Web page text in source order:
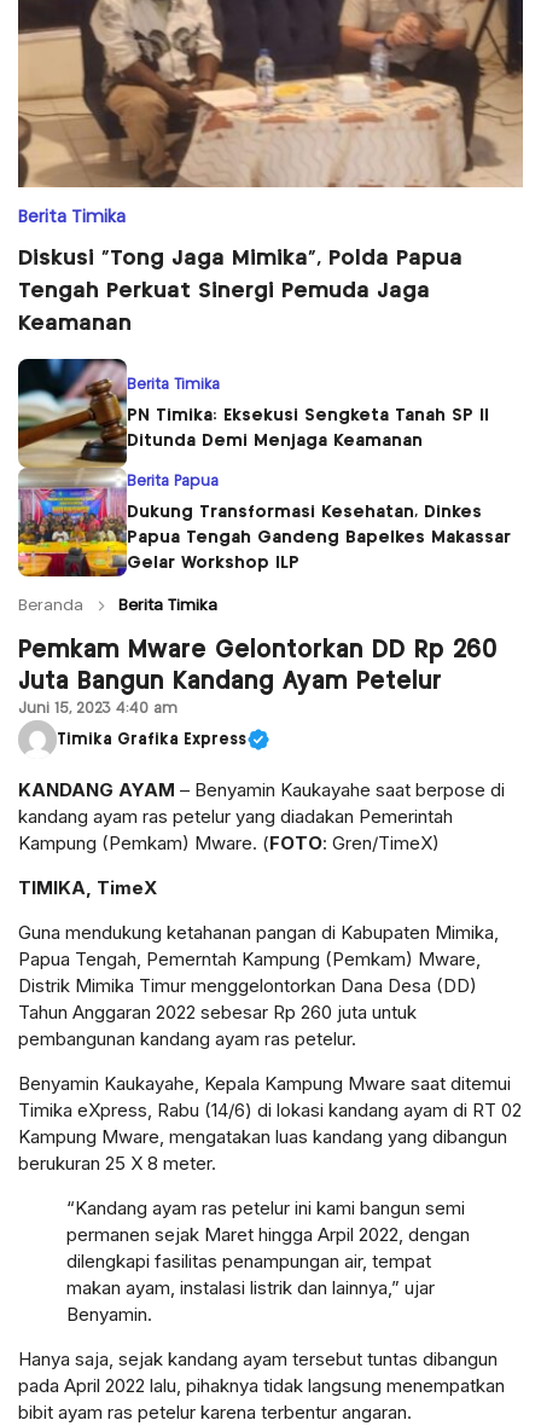
Berita Timika
Diskusi “Tong Jaga Mimika”, Polda Papua
Tengah Perkuat Sinergi Pemuda Jaga
Keamanan
Berita Timika
PN Timika: Eksekusi Sengketa Tanah SP II
Ditunda Demi Menjaga Keamanan
Berita Papua
Dukung Transformasi Kesehatan, Dinkes
Papua Tengah Gandeng Bapelkes Makassar
Gelar Workshop ILP
Beranda Berita Timika
Pemkam Mware Gelontorkan DD Rp 260
Juta Bangun Kandang Ayam Petelur
Juni 15, 2023 4:40 am
Timika Grafika Express
KANDANG AYAM – Benyamin Kaukayahe saat berpose di
kandang ayam ras petelur yang diadakan Pemerintah
Kampung (Pemkam) Mware. (FOTO: Gren/TimeX)
TIMIKA, TimeX
Guna mendukung ketahanan pangan di Kabupaten Mimika,
Papua Tengah, Pemerntah Kampung (Pemkam) Mware,
Distrik Mimika Timur menggelontorkan Dana Desa (DD)
Tahun Anggaran 2022 sebesar Rp 260 juta untuk
pembangunan kandang ayam ras petelur.
Benyamin Kaukayahe, Kepala Kampung Mware saat ditemui
Timika eXpress, Rabu (14/6) di lokasi kandang ayam di RT 02
Kampung Mware, mengatakan luas kandang yang dibangun
berukuran 25 X 8 meter.
“Kandang ayam ras petelur ini kami bangun semi
permanen sejak Maret hingga Arpil 2022, dengan
dilengkapi fasilitas penampungan air, tempat
makan ayam, instalasi listrik dan lainnya,” ujar
Benyamin.
Hanya saja, sejak kandang ayam tersebut tuntas dibangun
pada April 2022 lalu, pihaknya tidak langsung menempatkan
bibit ayam ras petelur karena terbentur angaran.